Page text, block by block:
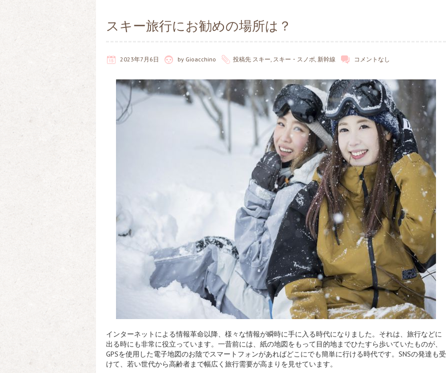
スキー旅行にお勧めの場所は？
2023年7月6日 by Gioacchino 投稿先 スキー スキー・スノボ 新幹線 コメントなし
インターネットによる情報革命以降、様々な情報が瞬時に手に入る時代になりました。 それは、旅行などに
出る時にも非常に役立っています。一昔前には、紙の地図をもって目的地までひたすら歩いていたものが、
GPSを使用した電子地図のお陰でスマートフォンがあればどこにでも簡単に行ける時代です。SNSの発達も受
けて、若い世代から高齢者まで幅広く旅行需要が高まりを見せています。